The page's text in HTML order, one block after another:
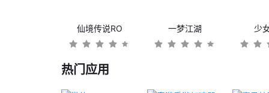
仙境传说RO 一梦江湖 少
热门应用